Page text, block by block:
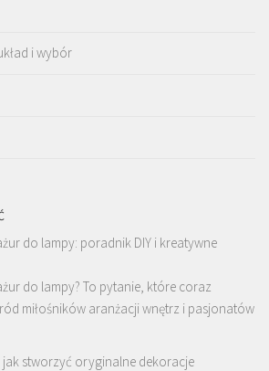
i wybór
do lampy: poradnik DIY i kreatywne
do lampy? To pytanie, które coraz
miłośników aranżacji wnętrz i pasjonatów
jak stworzyć oryginalne dekoracje